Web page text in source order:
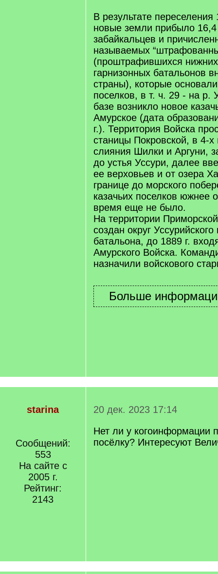
В результате переселения
новые земли прибыло 16,4
забайкальцев и
называемых
(проштрафившихся
гарнизонных батальонов
страны), которые
поселков, в т. ч. 29 - на р.
базе возникло новое
Амурское (дата
г.). Территория Войска
станицы Покровской, в 4-х
слияния Шилки и Аргуни,
до устья Уссури, далее
ее верховьев и от озера
границе до морского
казачьих поселков южнее
время еще не было.
На территории
создан округ
батальона, до 1889 г.
Амурского Войска.
назначили войскового
starina
Сообщений:
553
На сайте с
2005 г.
Рейтинг:
2143
20 дек. 2023 17:14
Нет ли у когоинформации
посёлку? Интересуют